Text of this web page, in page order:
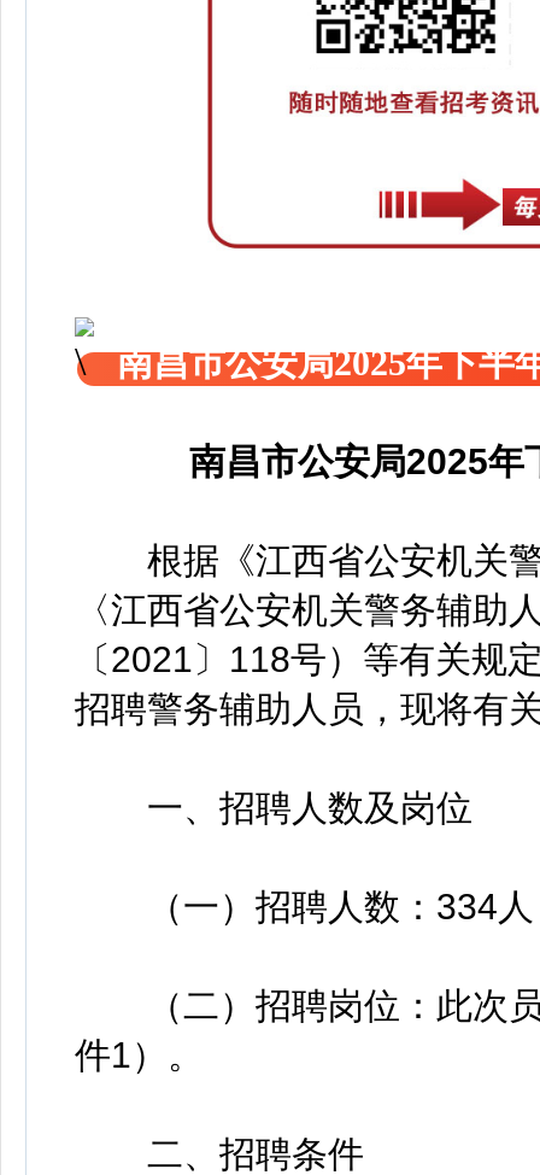
南昌市公安局2025年下半
南昌市公安局2025年
根据《江西省公安机关
〈江西省公安机关警务辅助
〔2021〕118号）等有关规
招聘警务辅助人员，现将有
一、招聘人数及岗位
（一）招聘人数：334人
（二）招聘岗位：此次员
件1）。
二、招聘条件